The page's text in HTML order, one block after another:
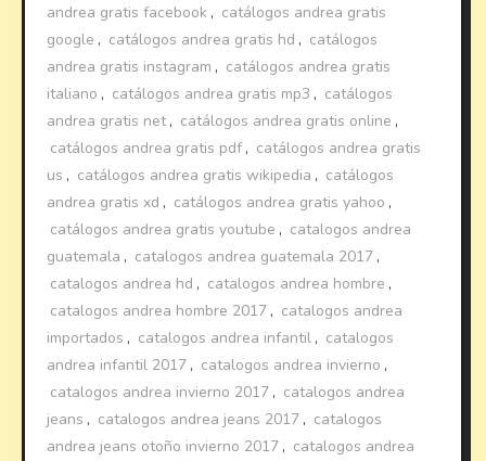
andrea gratis facebook , catálogos andrea gratis
google , catálogos andrea gratis hd , catálogos
andrea gratis instagram , catálogos andrea gratis
italiano , catálogos andrea gratis mp3 , catálogos
andrea gratis net, catálogos andrea gratis online ,
catálogos andrea gratis pdf , catálogos andrea gratis
us , catálogos andrea gratis wikipedia , catálogos
andrea gratis xd , catálogos andrea gratis yahoo ,
catálogos andrea gratis youtube , catalogos andrea
guatemala , catalogos andrea guatemala 2017 ,
catalogos andrea hd , catalogos andrea hombre ,
catalogos andrea hombre 2017 , catalogos andrea
importados , catalogos andrea infantil , catalogos
andrea infantil 2017 , catalogos andrea invierno ,
catalogos andrea invierno 2017 , catalogos andrea
jeans , catalogos andrea jeans 2017 , catalogos
andrea jeans otoño invierno 2017 , catalogos andrea